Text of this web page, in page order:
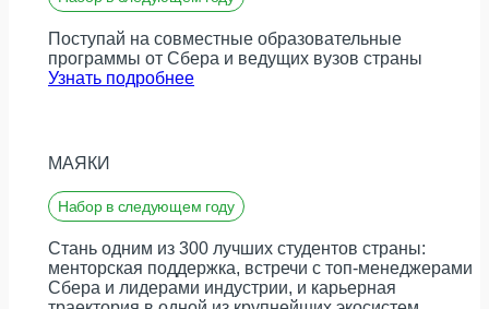
Поступай на совместные образовательные
программы от Сбера и ведущих вузов страны
Узнать подробнее
МАЯКИ
Набор в следующем году
Стань одним из 300 лучших студентов страны:
менторская поддержка, встречи с топ-менеджерами
Сбера и лидерами индустрии, и карьерная